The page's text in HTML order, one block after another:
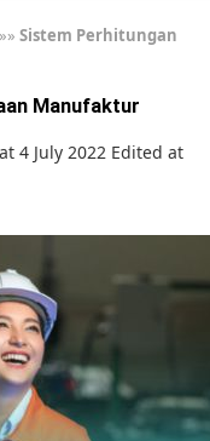
»» Sistem Perhitungan
Manufaktur
4 July 2022 Edited at